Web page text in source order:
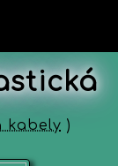
kabely )